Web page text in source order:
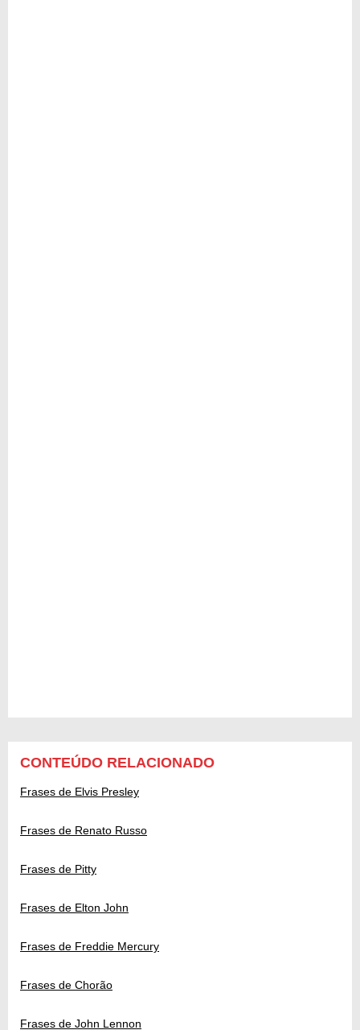
CONTEÚDO RELACIONADO
Frases de Elvis Presley
Frases de Renato Russo
Frases de Pitty
Frases de Elton John
Frases de Freddie Mercury
Frases de Chorão
Frases de John Lennon